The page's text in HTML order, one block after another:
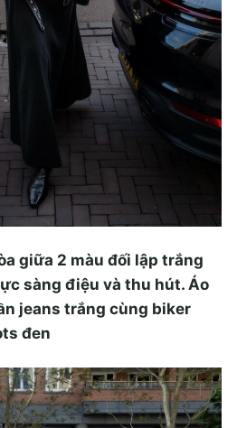
giữa 2 màu đối lập trắng
sàng điệu và thu hút. Áo
jeans trắng cùng biker
đen